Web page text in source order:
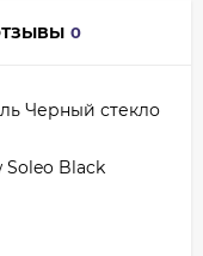
0
Черный стекло
Soleo Black